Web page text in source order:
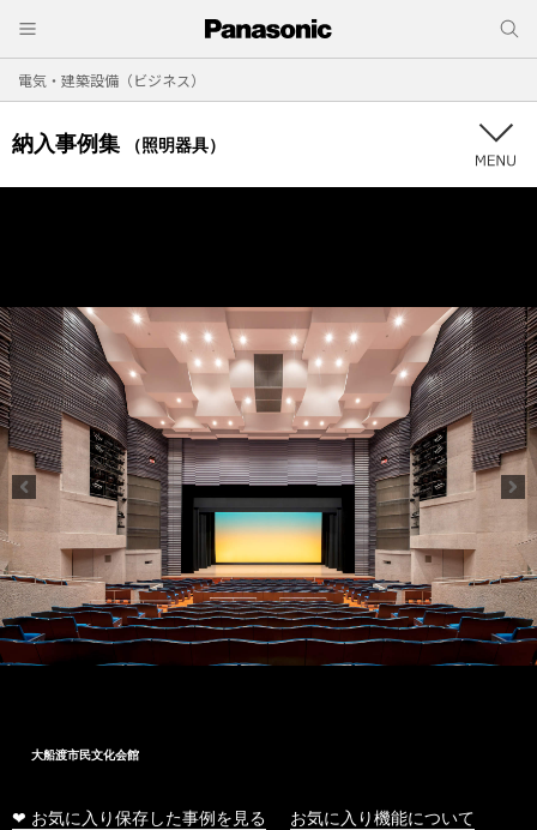
電気・建築設備（ビジネス）
納入事例集 （照明器具）
大船渡市民文化会館
❤ お気に入り保存した事例を見る お気に入り機能について